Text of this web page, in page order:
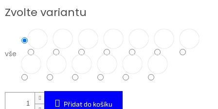
cena:
Zvolte variantu
vše
Přidat do košíku